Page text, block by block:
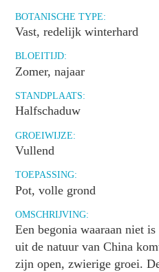
BOTANISCHE TYPE:
Vast, redelijk winterhard
BLOEITIJD:
Zomer, najaar
STANDPLAATS:
Halfschaduw
GROEIWIJZE:
Vullend
TOEPASSING:
Pot, volle grond
OMSCHRIJVING:
Een begonia waaraan niet
uit de natuur van China
zijn open, zwierige groei.